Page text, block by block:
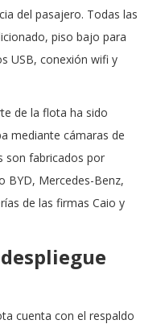
del pasajero. Todas las
piso bajo para
USB, conexión wifi y
de la flota ha sido
mediante cámaras de
son fabricados por
BYD, Mercedes-Benz,
de las firmas Caio y
cuenta con el respaldo